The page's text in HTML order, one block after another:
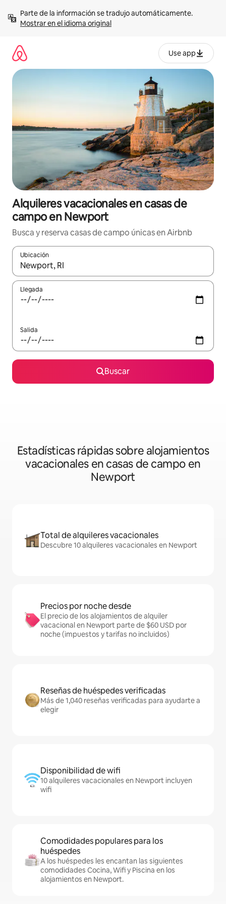
contenidoMostrar en el idioma original
Use app
Alquileres vacacionales en casas de
campo en Newport
Busca y reserva casas de campo únicas en Airbnb
Ubicación
Cuando los resultados estén disponibles, navega con las
Llegada
Salida
Buscar
Estadísticas rápidas sobre alojamientos
vacacionales en casas de campo en
Newport
Total de alquileres vacacionales
Descubre 10 alquileres vacacionales en Newport
Precios por noche desde
El precio de los alojamientos de alquiler
vacacional en Newport parte de $60 USD por
noche (impuestos y tarifas no incluidos)
Reseñas de huéspedes verificadas
Más de 1,040 reseñas verificadas para ayudarte a
elegir
Disponibilidad de wifi
10 alquileres vacacionales en Newport incluyen
wifi
Comodidades populares para los
huéspedes
A los huéspedes les encantan las siguientes
comodidades Cocina, Wifi y Piscina en los
alojamientos en Newport.